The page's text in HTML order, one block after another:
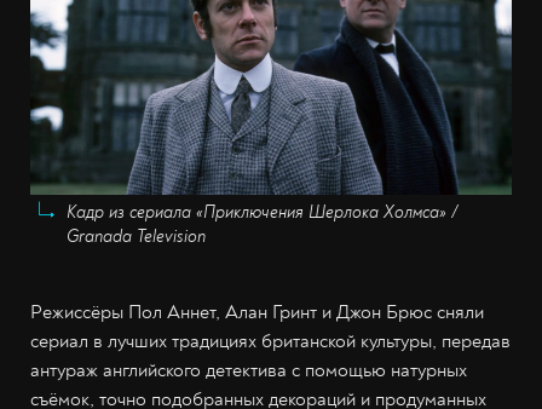
Кадр из сериала «Приключения Шерлока Холмса» /
Granada Television
Режиссёры Пол Аннет, Алан Гринт и Джон Брюс сняли
сериал в лучших традициях британской культуры, передав
антураж английского детектива с помощью натурных
съёмок, точно подобранных декораций и продуманных